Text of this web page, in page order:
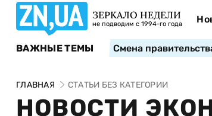
ЗЕРКАЛО НЕДЕЛИ
не подводим с 1994-го года
ВАЖНЫЕ ТЕМЫ Смена
ГЛАВНАЯ СТАТЬИ БЕЗ КАТЕГОРИИ
НОВОСТИ